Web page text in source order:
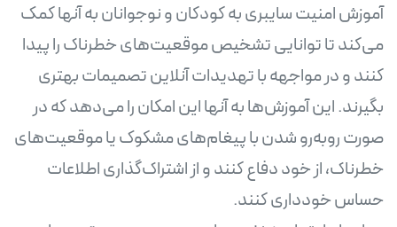
آموزش امنیت سایبری به کودکان و نوجوانان به آنها کمک
می‌کند تا توانایی تشخیص موقعیت‌های خطرناک را پیدا
کنند و در مواجهه با تهدیدات آنلاین تصمیمات بهتری
بگیرند. این آموزش‌ها به آنها این امکان را می‌دهد که در
صورت روبه‌رو شدن با پیغام‌های مشکوک یا موقعیت‌های
خطرناک، از خود دفاع کنند و از اشتراک‌گذاری اطلاعات